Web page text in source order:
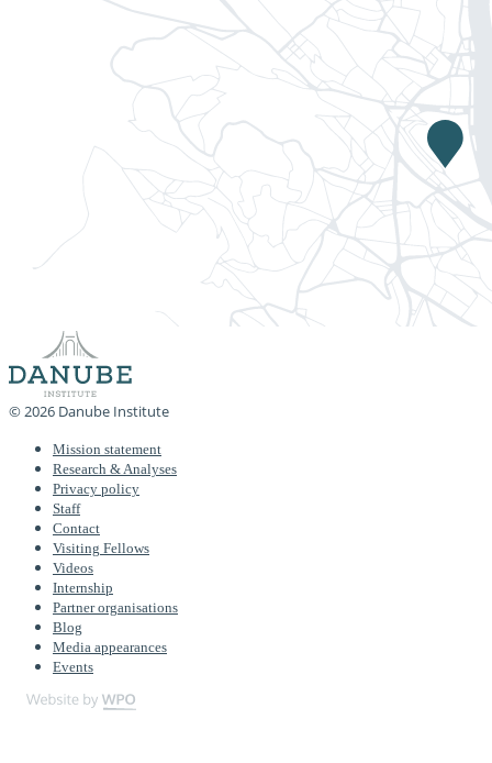
© 2026 Danube Institute
Mission statement
Research & Analyses
Privacy policy
Staff
Contact
Visiting Fellows
Videos
Internship
Partner organisations
Blog
Media appearances
Events